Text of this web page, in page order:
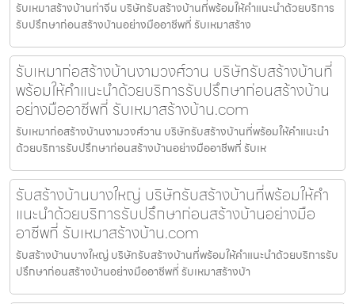
รับเหมาสร้างบ้านท่าจีน บริษัทรับสร้างบ้านที่พร้อมให้คำแนะนำด้วยบริการ
รับปรึกษาก่อนสร้างบ้านอย่างมืออาชีพที่ รับเหมาสร้าง
รับเหมาก่อสร้างบ้านงามวงศ์วาน บริษัทรับสร้างบ้านที่
พร้อมให้คำแนะนำด้วยบริการรับปรึกษาก่อนสร้างบ้าน
อย่างมืออาชีพที่ รับเหมาสร้างบ้าน.com
รับเหมาก่อสร้างบ้านงามวงศ์วาน บริษัทรับสร้างบ้านที่พร้อมให้คำแนะนำ
ด้วยบริการรับปรึกษาก่อนสร้างบ้านอย่างมืออาชีพที่ รับเห
รับสร้างบ้านบางใหญ่ บริษัทรับสร้างบ้านที่พร้อมให้คำ
แนะนำด้วยบริการรับปรึกษาก่อนสร้างบ้านอย่างมือ
อาชีพที่ รับเหมาสร้างบ้าน.com
รับสร้างบ้านบางใหญ่ บริษัทรับสร้างบ้านที่พร้อมให้คำแนะนำด้วยบริการรับ
ปรึกษาก่อนสร้างบ้านอย่างมืออาชีพที่ รับเหมาสร้างบ้า